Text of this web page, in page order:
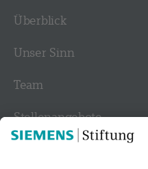
Überblick
Unser Sinn
Team
Stellen­angebote